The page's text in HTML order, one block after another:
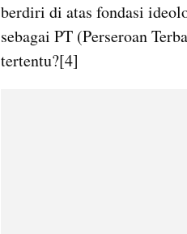
berdiri di atas fondasi
sebagai PT (Perseroan
tertentu?[4]